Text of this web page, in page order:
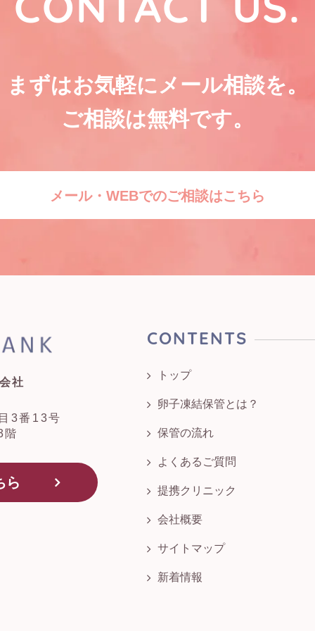
CONTACT US.
まずはお気軽にメール相談を。
ご相談は無料です。
メール・WEBでのご相談はこちら
社
3番13号
階
ら
CONTENTS
トップ
卵子凍結保管とは？
保管の流れ
よくあるご質問
提携クリニック
会社概要
サイトマップ
新着情報